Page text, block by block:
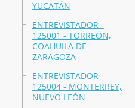
YUCATÁN
ENTREVISTADOR -
125001 - TORREÓN,
COAHUILA DE
ZARAGOZA
ENTREVISTADOR -
125004 - MONTERREY,
NUEVO LEÓN